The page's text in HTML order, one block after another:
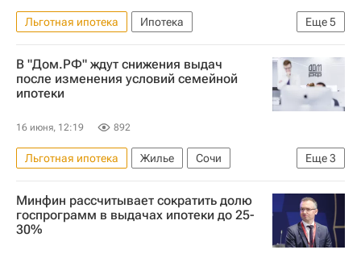
Еще5
Льготная ипотека
Ипотека
Министерство строительства и жилищно-коммунального хозяйства РФ (Минстрой России)
Жилье
Сочи Россия Никита Стасишин
В "Дом.РФ" ждут снижения выдач
после изменения условий семейной
ипотеки
16 июня, 12:19 892
Еще3
Льготная ипотека Жилье
Сочи
Михаил Гольдберг
"Дом.РФ" Ипотека
Минфин рассчитывает сократить долю
госпрограмм в выдачах ипотеки до 25-
30%